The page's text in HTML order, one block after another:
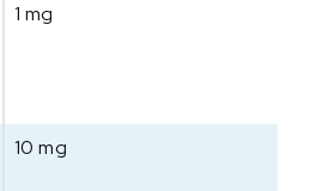
1 mg
10 mg